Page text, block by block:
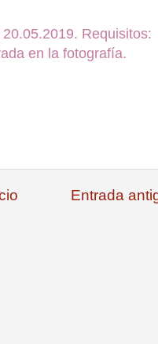
Requisitos:
en la fotografía.
Entrada